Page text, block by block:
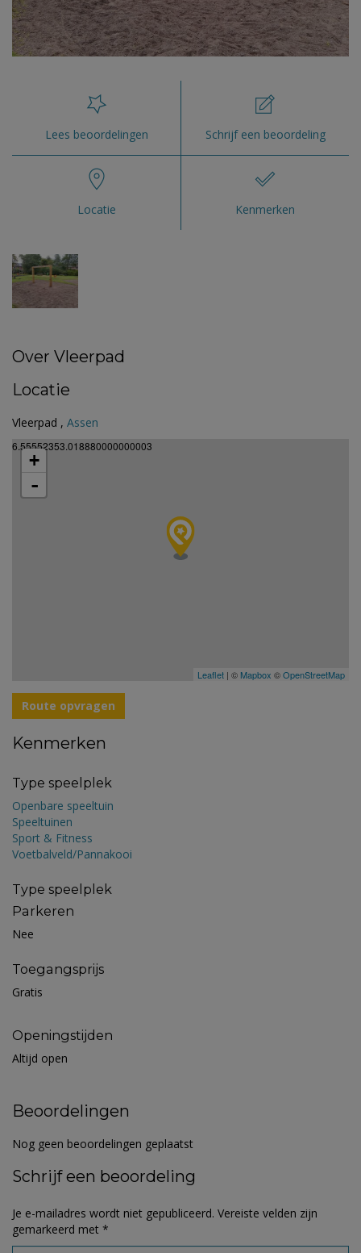
Lees beoordelingen Schrijf een beoordeling
Locatie Kenmerken
Over Vleerpad
Locatie
Vleerpad , Assen
6.55552353.018880000000003
+
-
Leaflet | © Mapbox ©OpenStreetMap
Route opvragen
Kenmerken
Type speelplek
Openbare speeltuin
Speeltuinen
Sport & Fitness
Voetbalveld/Pannakooi
Type speelplek
Parkeren
Nee
Toegangsprijs
Gratis
Openingstijden
Altijd open
Beoordelingen
Nog geen beoordelingen geplaatst
Schrijf een beoordeling
Je e-mailadres wordt niet gepubliceerd. Vereiste velden zijn
gemarkeerd met *